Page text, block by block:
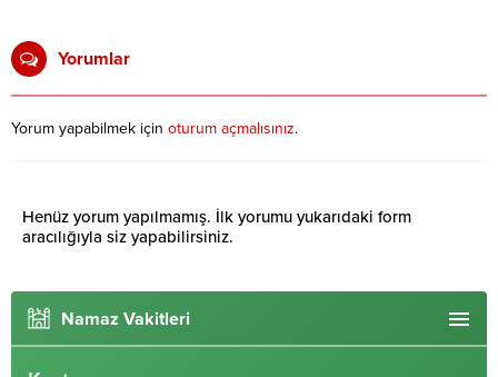
Yorumlar
Yorum yapabilmek için oturum açmalısınız.
Henüz yorum yapılmamış. İlk yorumu yukarıdaki form
aracılığıyla siz yapabilirsiniz.
Namaz Vakitleri